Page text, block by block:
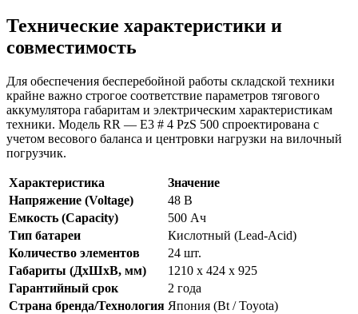
Технические характеристики и
совместимость
Для обеспечения бесперебойной работы складской техники
крайне важно строгое соответствие параметров тягового
аккумулятора габаритам и электрическим характеристикам
техники. Модель RR — E3 # 4 PzS 500 спроектирована с
учетом весового баланса и центровки нагрузки на вилочный
погрузчик.
Характеристика
Значение
Напряжение (Voltage)
48 В
Емкость (Capacity)
500 Ач
Тип батареи
Кислотный (Lead-Acid)
Количество элементов
24 шт.
Габариты (ДхШхВ, мм)
1210 x 424 x 925
Гарантийный срок
2 года
Страна бренда/Технология Япония (Bt / Toyota)